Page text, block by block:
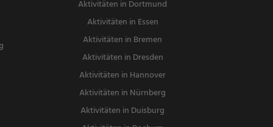
Aktivitäten in Dortmund
Aktivitäten in Essen
Aktivitäten in Bremen
Aktivitäten in Dresden
Aktivitäten in Hannover
Aktivitäten in Nürnberg
Aktivitäten in Duisburg